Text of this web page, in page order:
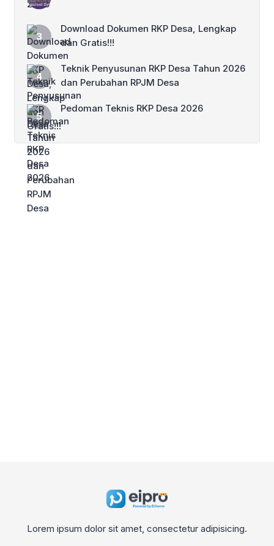
Download Dokumen RKP Desa, Lengkap
dan Gratis!!!
Teknik Penyusunan RKP Desa Tahun 2026
dan Perubahan RPJM Desa
Pedoman Teknis RKP Desa 2026
Lorem ipsum dolor sit amet, consectetur adipisicing.